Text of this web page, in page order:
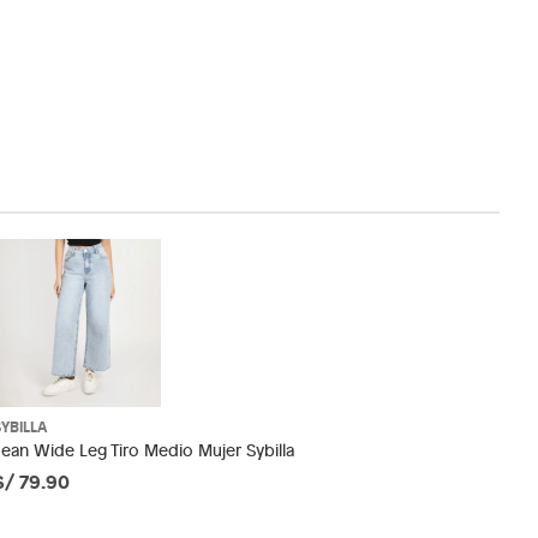
Wide Leg Tiro Medio Mujer Sybilla
79.90